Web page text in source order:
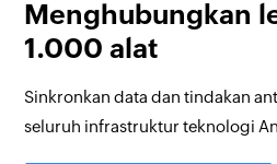
Menghubungkan
1.000 alat
Sinkronkan data dan tindakan
seluruh infrastruktur teknologi